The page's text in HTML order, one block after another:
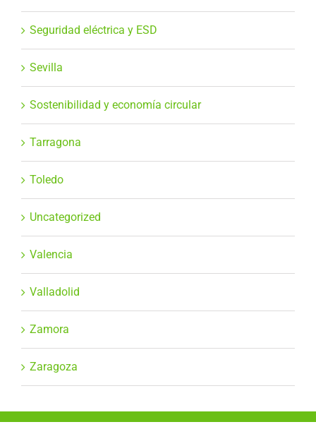
Seguridad eléctrica y ESD
Sevilla
Sostenibilidad y economía circular
Tarragona
Toledo
Uncategorized
Valencia
Valladolid
Zamora
Zaragoza